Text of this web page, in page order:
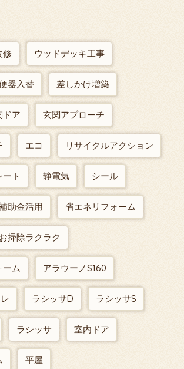
修 ウッドデッキ工事
器入替 差しかけ増築
ドア 玄関アプローチ
エコ リサイクルアクション
ト 静電気 シール
助金活用 省エネリフォーム
お掃除ラクラク
ーム アラウーノS160
ラシッサD ラシッサS
ラシッサ 室内ドア
平屋